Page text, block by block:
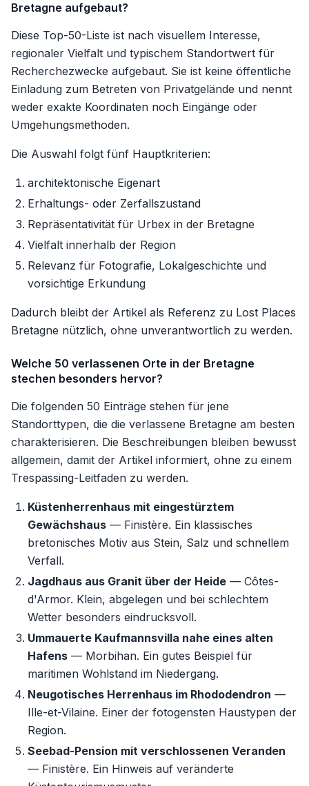
Bretagne aufgebaut?
Diese Top-50-Liste ist nach visuellem Interesse,
regionaler Vielfalt und typischem Standortwert für
Recherchezwecke aufgebaut. Sie ist keine öffentliche
Einladung zum Betreten von Privatgelände und nennt
weder exakte Koordinaten noch Eingänge oder
Umgehungsmethoden.
Die Auswahl folgt fünf Hauptkriterien:
architektonische Eigenart
Erhaltungs- oder Zerfallszustand
Repräsentativität für Urbex in der Bretagne
Vielfalt innerhalb der Region
Relevanz für Fotografie, Lokalgeschichte und
vorsichtige Erkundung
Dadurch bleibt der Artikel als Referenz zu Lost Places
Bretagne nützlich, ohne unverantwortlich zu werden.
Welche 50 verlassenen Orte in der Bretagne
stechen besonders hervor?
Die folgenden 50 Einträge stehen für jene
Standorttypen, die die verlassene Bretagne am besten
charakterisieren. Die Beschreibungen bleiben bewusst
allgemein, damit der Artikel informiert, ohne zu einem
Trespassing-Leitfaden zu werden.
Küstenherrenhaus mit eingestürztem
Gewächshaus — Finistère. Ein klassisches
bretonisches Motiv aus Stein, Salz und schnellem
Verfall.
Jagdhaus aus Granit über der Heide — Côtes-
d'Armor. Klein, abgelegen und bei schlechtem
Wetter besonders eindrucksvoll.
Ummauerte Kaufmannsvilla nahe eines alten
Hafens — Morbihan. Ein gutes Beispiel für
maritimen Wohlstand im Niedergang.
Neugotisches Herrenhaus im Rhododendron —
Ille-et-Vilaine. Einer der fotogensten Haustypen der
Region.
Seebad-Pension mit verschlossenen Veranden
— Finistère. Ein Hinweis auf veränderte